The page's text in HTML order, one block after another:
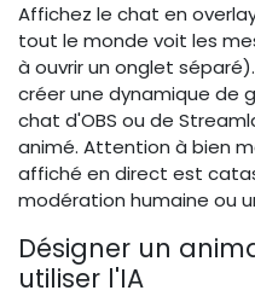
Affichez le chat en
tout le monde voit les
à ouvrir un onglet
créer une dynamique de
chat d'OBS ou de
animé. Attention à bien
affiché en direct est
modération humaine ou
Désigner un
utiliser l'IA